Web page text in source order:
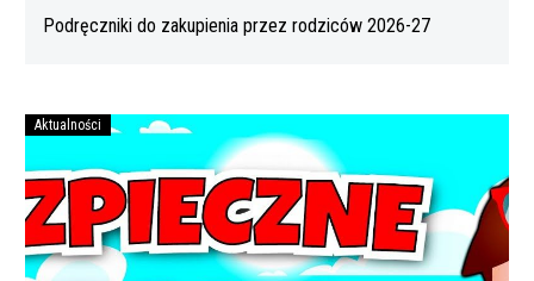
Podręczniki do zakupienia przez rodziców 2026-27
Bezpiecznych
wakacji
Aktualności